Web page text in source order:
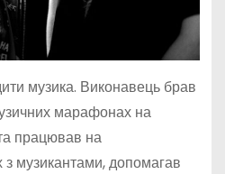
музика. Виконавець брав
марафонах на
працював на
з музикантами, допомагав